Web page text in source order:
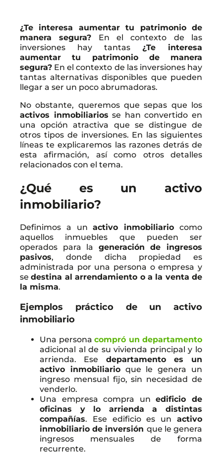
¿Te interesa aumentar tu patrimonio de
manera segura? En el contexto de las
inversiones hay tantas ¿Te interesa
aumentar tu patrimonio de manera
segura? En el contexto de las inversiones hay
tantas alternativas disponibles que pueden
llegar a ser un poco abrumadoras.
No obstante, queremos que sepas que los
activos inmobiliarios se han convertido en
una opción atractiva que se distingue de
otros tipos de inversiones. En las siguientes
líneas te explicaremos las razones detrás de
esta afirmación, así como otros detalles
relacionados con el tema.
¿Qué es un activo
inmobiliario?
Definimos a unactivo inmobiliario como
aquellos inmuebles que pueden ser
operados para la generación de ingresos
pasivos, donde dicha propiedad es
administrada por una persona o empresa y
sedestina al arrendamiento o a la venta de
la misma.
Ejemplos práctico de un activo
inmobiliario
Una persona compró un departamento
adicional al de su vivienda principal y lo
arrienda. Ese departamento es un
activo inmobiliarioque le genera un
ingreso mensual fijo, sin necesidad de
venderlo.
Una empresa compra unedificio de
oficinas y lo arrienda a distintas
compañías. Ese edificio es un activo
inmobiliario de inversión que le genera
ingresos mensuales de forma
recurrente.